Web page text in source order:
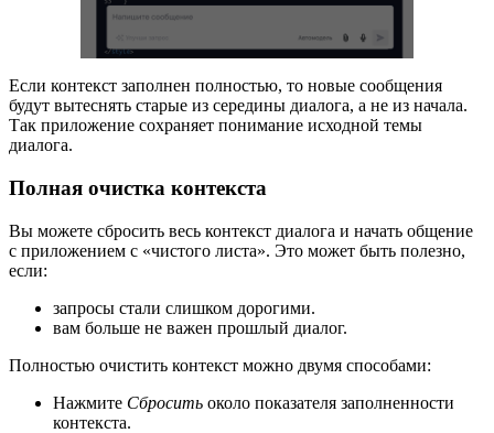
Если контекст заполнен полностью, то новые сообщения
будут вытеснять старые из середины диалога, а не из начала.
Так приложение сохраняет понимание исходной темы
диалога.
Полная очистка контекста
Вы можете сбросить весь контекст диалога и начать общение
с приложением с «чистого листа». Это может быть полезно,
если:
запросы стали слишком дорогими.
вам больше не важен прошлый диалог.
Полностью очистить контекст можно двумя способами:
Нажмите Сбросить около показателя заполненности
контекста.